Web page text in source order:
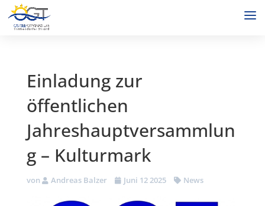
Einladung zur
öffentlichen
Jahreshauptversammlun
g – Kulturmark
von Andreas Balzer Juni 12 2025 News